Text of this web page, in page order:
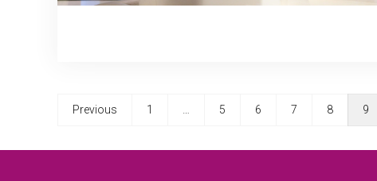
Previous 1 5 6 7 8 9